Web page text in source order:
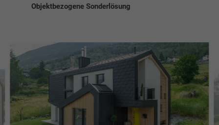
Objektbezogene Sonderlösung